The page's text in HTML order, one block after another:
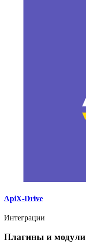
ApiX-Drive
Интеграции
Плагины и модули